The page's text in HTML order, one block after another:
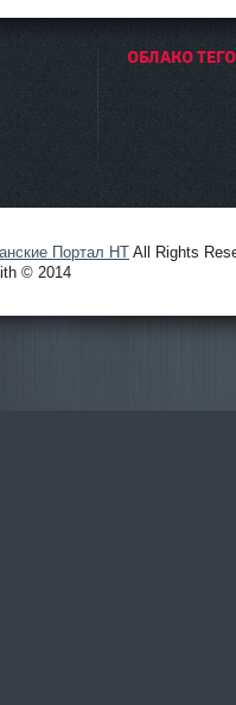
ОБЛАКО
Портал HTAll Rights
© 2014